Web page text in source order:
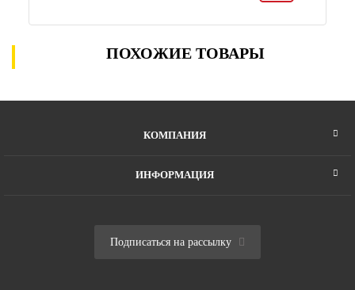
ПОХОЖИЕ ТОВАРЫ
КОМПАНИЯ
ИНФОРМАЦИЯ
Подписаться на рассылку